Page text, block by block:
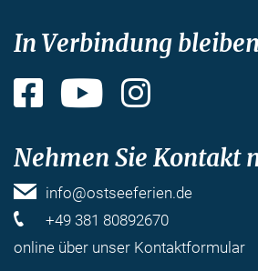
In Verbindung bleiben
Facebook YouTube
Nehmen Sie Kontakt
info@ostseeferien.de
+49 381 80892670
online über unser Kontaktformular